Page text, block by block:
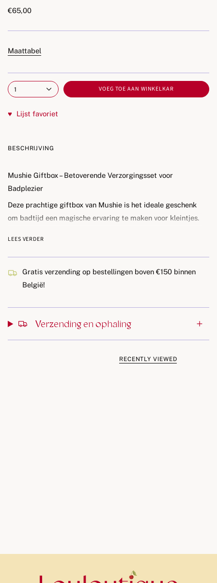
€65,00
Maattabel
1 VOEG TOE AAN WINKELKAR
♥ Lijst favoriet
BESCHRIJVING
Mushie Giftbox – Betoverende Verzorgingsset voor
Badplezier
Deze prachtige giftbox van Mushie is het ideale geschenk
om badtijd een magische ervaring te maken voor kleintjes.
speciaal samengesteld voor de gevoelige huid van
kinderen. Het is niet alleen een cadeau voor kinderen, maar
zal ook ouders verrukken met de hoogwaardige en
natuurlijke producten.
en soepel te houden
LEES VERDER
Gratis verzending op bestellingen boven €150 binnen
België!
Verzending en ophaling
RECENTLY VIEWED